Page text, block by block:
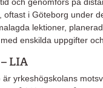
oftast i Göteborg under
lektioner,
enskilda uppgifter
LIA
yrkeshögskolans